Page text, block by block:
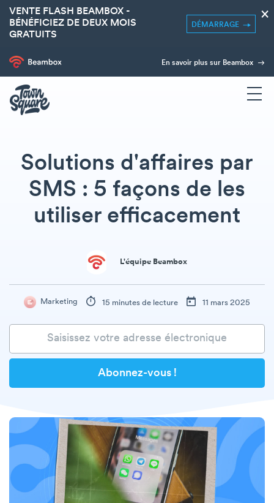
VENTE FLASH BEAMBOX -
BÉNÉFICIEZ DE DEUX MOIS
GRATUITS
DÉMARRAGE
×
En savoir plus sur Beambox
Solutions d'affaires par
SMS : 5 façons de les
utiliser efficacement
L'équipe Beambox
Marketing 15 minutes de lecture 11 mars 2025